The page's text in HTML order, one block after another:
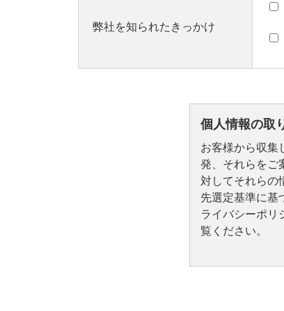
弊社を知られたきっかけ
個人情報の取
お客様から収集
発、それらをご
対してそれらの
先選定基準に基
ライバシーポリ
覧ください。